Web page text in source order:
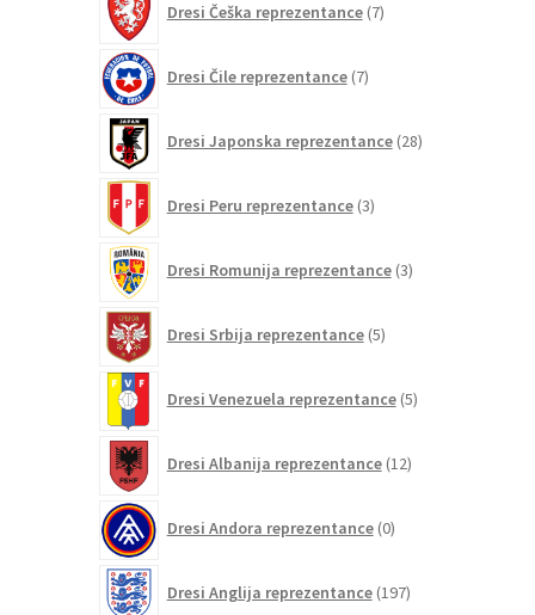
Dresi Češka reprezentance 7izdelkov
Dresi Čile reprezentance 7izdelkov
Dresi Japonska reprezentance 28izdelkov
Dresi Peru reprezentance 3izdelki
Dresi Romunija reprezentance 3izdelki
Dresi Srbija reprezentance 5izdelkov
Dresi Venezuela reprezentance 5izdelkov
Dresi Albanija reprezentance 12izdelkov
Dresi Andora reprezentance 0izdelkov
Dresi Anglija reprezentance 197izdelkov